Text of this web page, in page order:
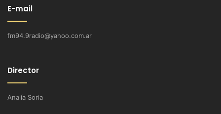
E-mail
fm94.9radio@yahoo.com.ar
Director
Analía Soria